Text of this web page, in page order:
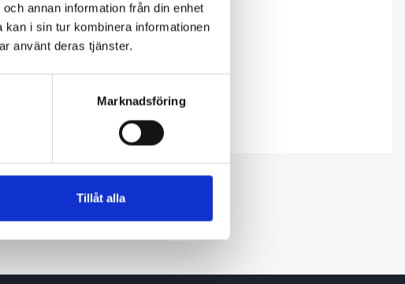
annan information från din enhet
i sin tur kombinera informationen
använt deras tjänster.
Marknadsföring
Tillåt alla